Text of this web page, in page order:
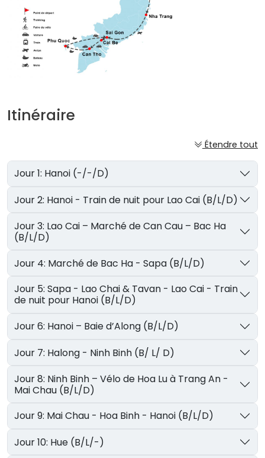
Itinéraire
Étendre tout
Jour 1: Hanoi (-/-/D)
Jour 2: Hanoi - Train de nuit pour Lao Cai (B/L/D)
Jour 3: Lao Cai – Marché de Can Cau – Bac Ha
(B/L/D)
Jour 4: Marché de Bac Ha - Sapa (B/L/D)
Jour 5: Sapa - Lao Chai & Tavan - Lao Cai - Train
de nuit pour Hanoi (B/L/D)
Jour 6: Hanoi – Baie d’Along (B/L/D)
Jour 7: Halong - Ninh Binh (B/ L/ D)
Jour 8: Ninh Binh – Vélo de Hoa Lu à Trang An -
Mai Chau (B/L/D)
Jour 9: Mai Chau - Hoa Binh - Hanoi (B/L/D)
Jour 10: Hue (B/L/-)